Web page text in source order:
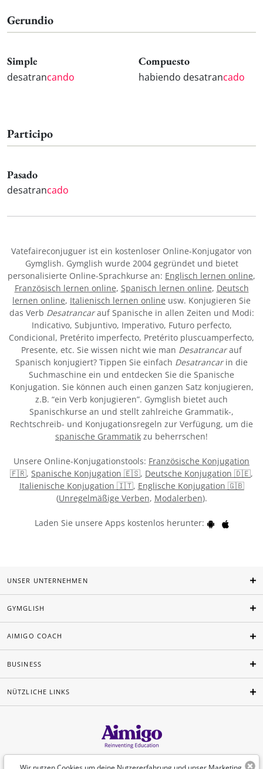
Gerundio
Simple
desatrancando
Compuesto
habiendo desatrancado
Participo
Pasado
desatrancado
Vatefaireconjuguer ist ein kostenloser Online-Konjugator von
Gymglish. Gymglish wurde 2004 gegründet und bietet
personalisierte Online-Sprachkurse an: Englisch lernen online,
Französisch lernen online, Spanisch lernen online, Deutsch
lernen online, Italienisch lernen online usw. Konjugieren Sie
das Verb Desatrancarauf Spanische in allen Zeiten und Modi:
Indicativo, Subjuntivo, Imperativo, Futuro perfecto,
Condicional, Pretérito imperfecto, Pretérito pluscuamperfecto,
Presente, etc. Sie wissen nicht wie man Desatrancarauf
Spanisch konjugiert? Tippen Sie einfach Desatrancarin die
Suchmaschine ein und entdecken Sie die Spanische
Konjugation. Sie können auch einen ganzen Satz konjugieren,
z.B. “ein Verb konjugieren”. Gymglish bietet auch
Spanischkurse an und stellt zahlreiche Grammatik-,
Rechtschreib- und Konjugationsregeln zur Verfügung, um die
spanische Grammatik zu beherrschen!
Unsere Online-Konjugationstools: Französische Konjugation
🇫🇷, Spanische Konjugation 🇪🇸, Deutsche Konjugation 🇩🇪,
Italienische Konjugation 🇮🇹, Englische Konjugation 🇬🇧
(Unregelmäßige Verben, Modalerben).
Laden Sie unsere Apps kostenlos herunter:
UNSER UNTERNEHMEN
GYMGLISH
AIMIGO COACH
BUSINESS
NÜTZLICHE LINKS